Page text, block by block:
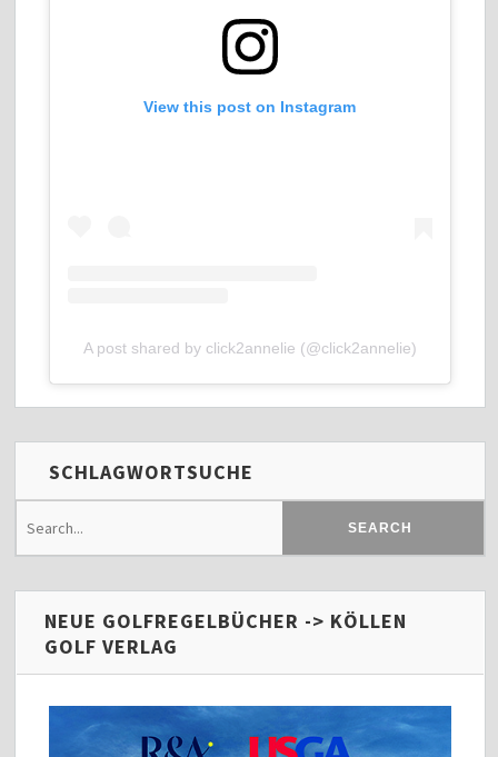
View this post on Instagram
A post shared by click2annelie (@click2annelie)
SCHLAGWORTSUCHE
NEUE GOLFREGELBÜCHER -> KÖLLEN
GOLF VERLAG